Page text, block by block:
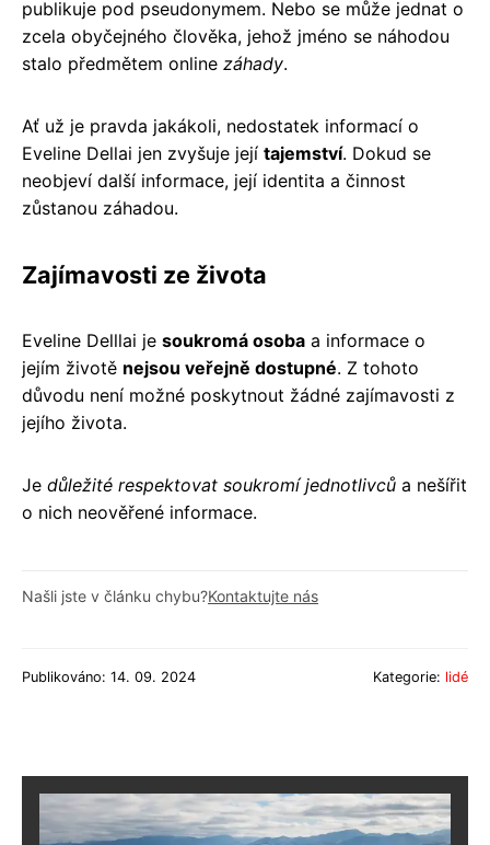
publikuje pod pseudonymem. Nebo se může jednat o
zcela obyčejného člověka, jehož jméno se náhodou
stalo předmětem online záhady.
Ať už je pravda jakákoli, nedostatek informací o
Eveline Dellai jen zvyšuje její tajemství. Dokud se
neobjeví další informace, její identita a činnost
zůstanou záhadou.
Zajímavosti ze života
Eveline Delllai je soukromá osoba a informace o
jejím životě nejsou veřejně dostupné. Z tohoto
důvodu není možné poskytnout žádné zajímavosti z
jejího života.
Je důležité respektovat soukromí jednotlivců a nešířit
o nich neověřené informace.
Našli jste v článku chybu?Kontaktujte nás
Publikováno: 14. 09. 2024 Kategorie: lidé